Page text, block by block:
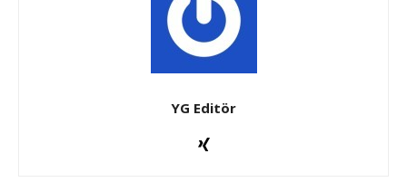
YG Editör